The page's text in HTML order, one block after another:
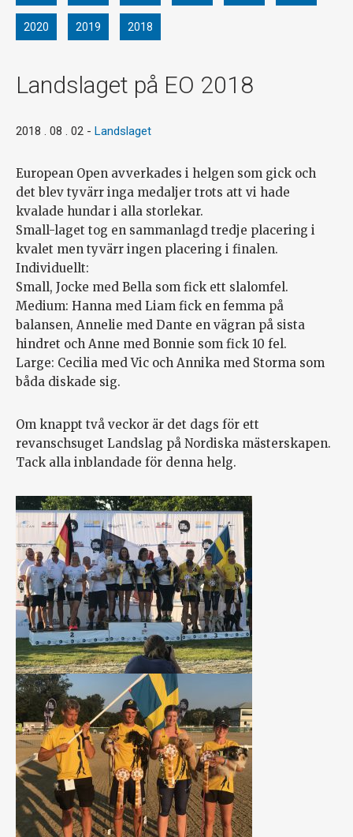
2020 2019 2018
Landslaget på EO 2018
2018 . 08 . 02 - Landslaget
European Open avverkades i helgen som gick och
det blev tyvärr inga medaljer trots att vi hade
kvalade hundar i alla storlekar.
Small-laget tog en sammanlagd tredje placering i
kvalet men tyvärr ingen placering i finalen.
Individuellt:
Small, Jocke med Bella som fick ett slalomfel.
Medium: Hanna med Liam fick en femma på
balansen, Annelie med Dante en vägran på sista
hindret och Anne med Bonnie som fick 10 fel.
Large: Cecilia med Vic och Annika med Storma som
båda diskade sig.
Om knappt två veckor är det dags för ett
revanschsuget Landslag på Nordiska mästerskapen.
Tack alla inblandade för denna helg.